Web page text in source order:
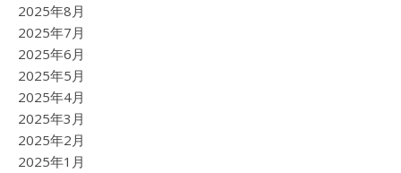
2025年8月
2025年7月
2025年6月
2025年5月
2025年4月
2025年3月
2025年2月
2025年1月